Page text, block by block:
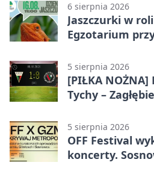
6 sierpnia 2026
Jaszczurki w
Egzotarium
5 sierpnia 2026
[PIŁKA NOŻNA]
Tychy –
przed przerwą
5 sierpnia 2026
OFF Festival
koncerty.